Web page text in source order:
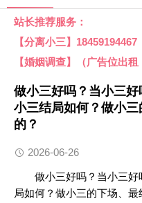
站长推荐服务：
【分离小三】18459194467
【婚姻调查】（广告位出
做小三好吗？当小三
小三结局如何？做小
的？
2026-06-26
做小三好吗？当小三
局如何？做小三的下场、最